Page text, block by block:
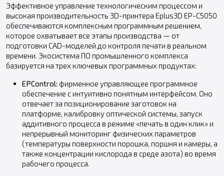
Эффективное управление технологическим процессом и
высокая производительность 3D-принтера Eplus3D EP-C5050
обеспечиваются комплексным программным решением,
которое охватывает все этапы производства — от
подготовки CAD-моделей до контроля печати в реальном
времени. Экосистема ПО промышленного комплекса
базируется на трех ключевых программных продуктах:
EPControl: фирменное управляющее программное
обеспечение с интуитивно понятным интерфейсом. Оно
отвечает за позиционирование заготовок на
платформе, калибровку оптической системы, запуск
аддитивного процесса в режиме «печать в один клик» и
непрерывный мониторинг физических параметров
(температуры поверхности порошка, поршня и камеры, а
также концентрации кислорода в среде азота) во время
рабочего процесса.